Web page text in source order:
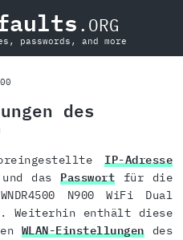
.ORG
passwords, and more
des
IP-Adresse
das Passwort für die
N900 WiFi Dual
Weiterhin enthält diese
WLAN-Einstellungendes